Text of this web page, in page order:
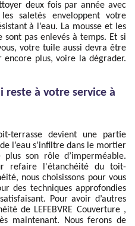
deux fois par année avec
saletés enveloppent votre
à l’eau. La mousse et les
sont pas enlevés à temps. Et si
votre tuile aussi devra être
plus, voire la dégrader.
reste à votre service à
terrasse devient une partie
l’eau s’infiltre dans le mortier
son rôle d’imperméable.
refaire l'étanchéité du toit-
nous choisissons pour vous
des techniques approfondies
Pour avoir d’autres
de LEFEBVRE Couverture ,
maintenant. Nous ferons de